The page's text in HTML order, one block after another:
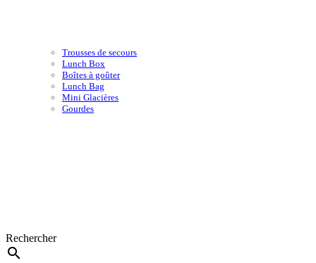
Trousses de secours
Lunch Box
Boîtes à goûter
Lunch Bag
Mini Glacières
Gourdes
Rechercher
search